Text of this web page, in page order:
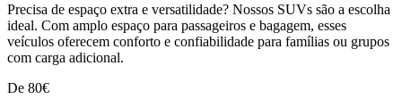
Precisa de espaço extra e versatilidade? Nossos SUVs são a escolha
ideal. Com amplo espaço para passageiros e bagagem, esses
veículos oferecem conforto e confiabilidade para famílias ou grupos
com carga adicional.
De 80€